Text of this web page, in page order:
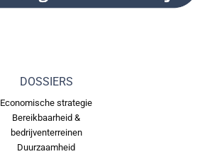
DOSSIERS
Economische strategie
Bereikbaarheid &
bedrijventerreinen
Duurzaamheid